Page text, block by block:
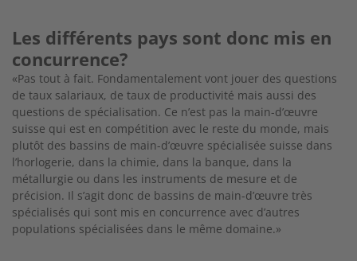
Les différents pays sont donc mis en
concurrence?
«Pas tout à fait. Fondamentalement vont jouer des questions
de taux salariaux, de taux de productivité mais aussi des
questions de spécialisation. Ce n’est pas la main-d’œuvre
suisse qui est en compétition avec le reste du monde, mais
plutôt des bassins de main-d’œuvre spécialisée suisse dans
l’horlogerie, dans la chimie, dans la banque, dans la
métallurgie ou dans les instruments de mesure et de
précision. Il s’agit donc de bassins de main-d’œuvre très
spécialisés qui sont mis en concurrence avec d’autres
populations spécialisées dans le même domaine.»